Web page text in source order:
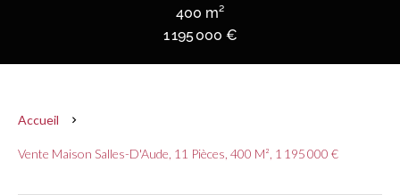
400 m²
1 195 000 €
Accueil
Vente Maison Salles-D'Aude, 11 Pièces, 400 M², 1 195 000 €